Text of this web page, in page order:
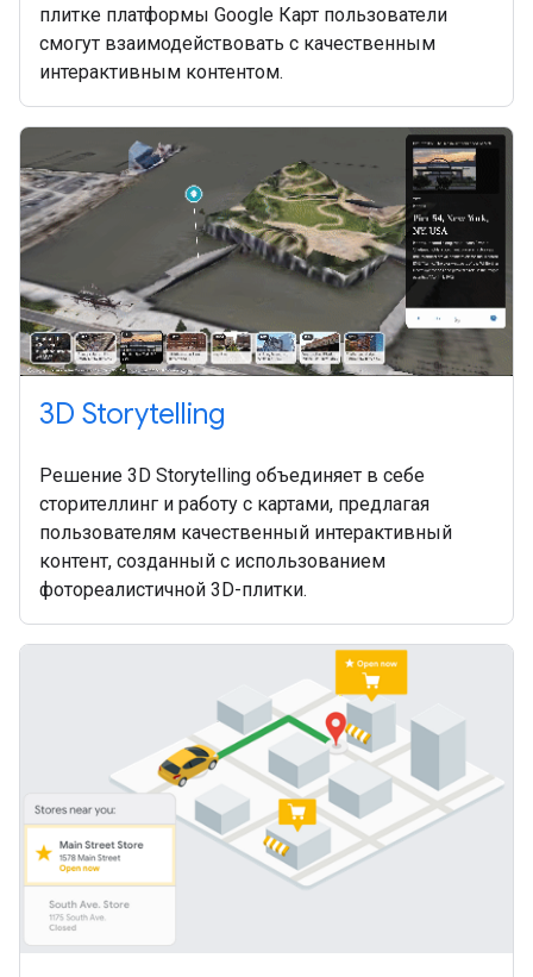
плитке платформы Google Карт пользователи
смогут взаимодействовать с качественным
интерактивным контентом.
3D Storytelling
Решение 3D Storytelling объединяет в себе
сторителлинг и работу с картами, предлагая
пользователям качественный интерактивный
контент, созданный с использованием
фотореалистичной 3D-плитки.